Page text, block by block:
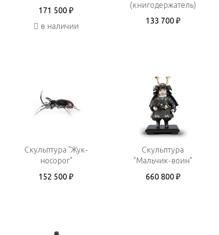
171 500 ₽
в наличии
(книгодержатель)
133 700 ₽
Скульптура "Жук-
носорог"
152 500 ₽
Скульптура
"Мальчик-воин"
660 800 ₽